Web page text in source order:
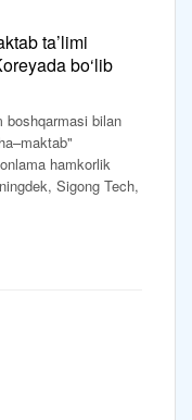
ta’limi
bo‘lib
boshqarmasi bilan
hamkorlik
Sigong Tech,